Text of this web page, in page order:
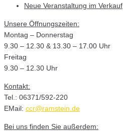
Neue Veranstaltung im Verkauf
Unsere Öffnungszeiten:
Montag – Donnerstag
9.30 – 12.30 & 13.30 – 17.00 Uhr
Freitag
9.30 – 12.30 Uhr
Kontakt:
Tel.: 06371/592-220
EMail: ccr@ramstein.de
Bei uns finden Sie außerdem: